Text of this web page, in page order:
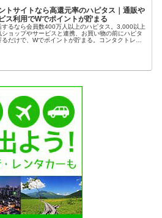
トサイトなら高還元率のハピタス｜通販や
ス利用でWでポイントが貯まる
するなら会員数400万人以上のハピタス。3,000以上
ショップやサービスと連携、お買い物の前にハピタ
るだけで、Wでポイントが貯まる。コンタクトレン